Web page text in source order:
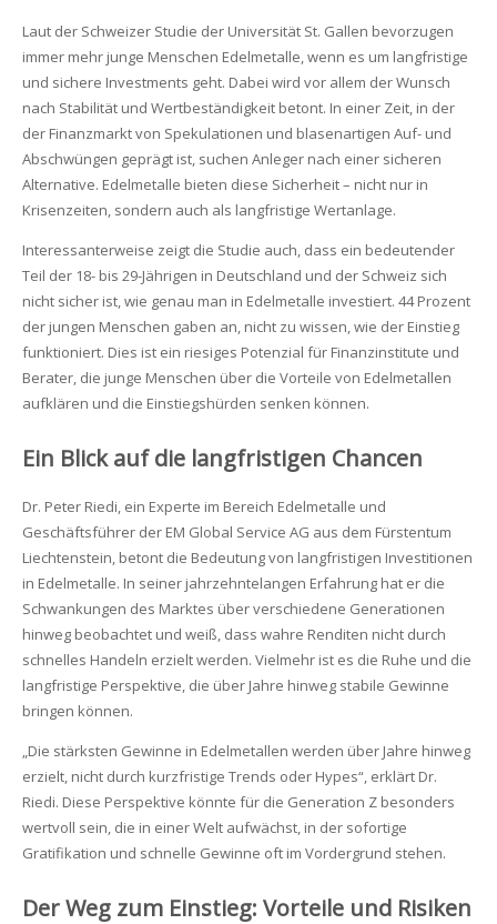
Laut der Schweizer Studie der Universität St. Gallen bevorzugen
immer mehr junge Menschen Edelmetalle, wenn es um langfristige
und sichere Investments geht. Dabei wird vor allem der Wunsch
nach Stabilität und Wertbeständigkeit betont. In einer Zeit, in der
der Finanzmarkt von Spekulationen und blasenartigen Auf- und
Abschwüngen geprägt ist, suchen Anleger nach einer sicheren
Alternative. Edelmetalle bieten diese Sicherheit – nicht nur in
Krisenzeiten, sondern auch als langfristige Wertanlage.
Interessanterweise zeigt die Studie auch, dass ein bedeutender
Teil der 18- bis 29-Jährigen in Deutschland und der Schweiz sich
nicht sicher ist, wie genau man in Edelmetalle investiert. 44 Prozent
der jungen Menschen gaben an, nicht zu wissen, wie der Einstieg
funktioniert. Dies ist ein riesiges Potenzial für Finanzinstitute und
Berater, die junge Menschen über die Vorteile von Edelmetallen
aufklären und die Einstiegshürden senken können.
Ein Blick auf die langfristigen Chancen
Dr. Peter Riedi, ein Experte im Bereich Edelmetalle und
Geschäftsführer der EM Global Service AG aus dem Fürstentum
Liechtenstein, betont die Bedeutung von langfristigen Investitionen
in Edelmetalle. In seiner jahrzehntelangen Erfahrung hat er die
Schwankungen des Marktes über verschiedene Generationen
hinweg beobachtet und weiß, dass wahre Renditen nicht durch
schnelles Handeln erzielt werden. Vielmehr ist es die Ruhe und die
langfristige Perspektive, die über Jahre hinweg stabile Gewinne
bringen können.
„Die stärksten Gewinne in Edelmetallen werden über Jahre hinweg
erzielt, nicht durch kurzfristige Trends oder Hypes“, erklärt Dr.
Riedi. Diese Perspektive könnte für die Generation Z besonders
wertvoll sein, die in einer Welt aufwächst, in der sofortige
Gratifikation und schnelle Gewinne oft im Vordergrund stehen.
Der Weg zum Einstieg: Vorteile und Risiken